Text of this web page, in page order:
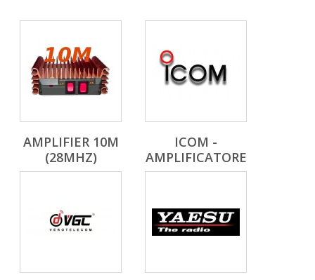
AMPLIFIER 10M
(28MHZ)
ICOM -
AMPLIFICATORE